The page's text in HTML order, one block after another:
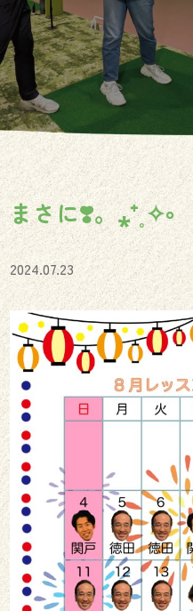
まさに❣️。⁎⁺˳✧༚
2024.07.23